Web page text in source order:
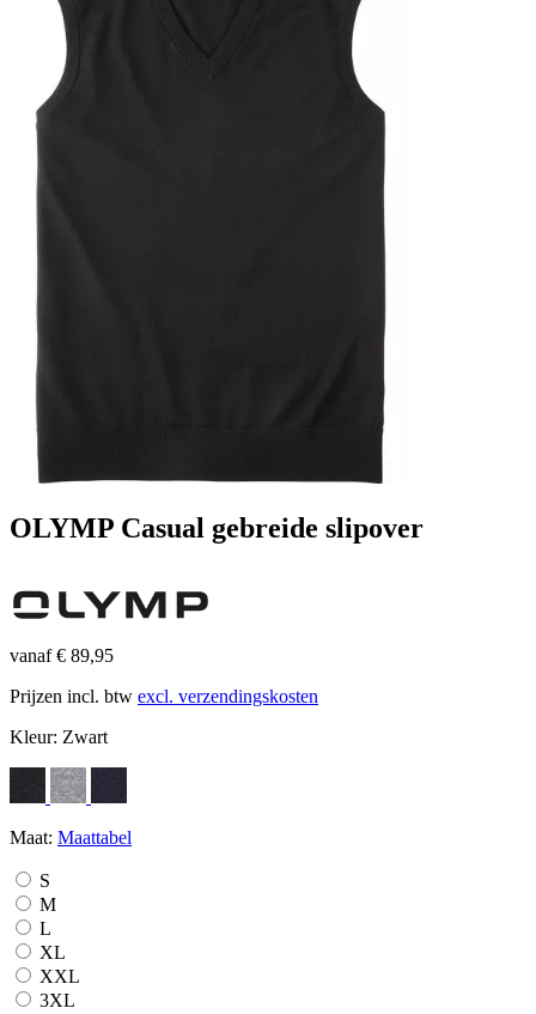
OLYMP Casual gebreide slipover
vanaf € 89,95
Prijzen incl. btw excl. verzendingskosten
Kleur: Zwart
Maat: Maattabel
S
M
L
XL
XXL
3XL